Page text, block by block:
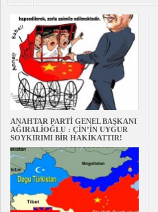
ANAHTAR PARTİ GENEL BAŞKANI
AĞIRALİOĞLU : ÇİN’İN UYGUR
SOYKIRIMI BİR HAKİKATTIR!